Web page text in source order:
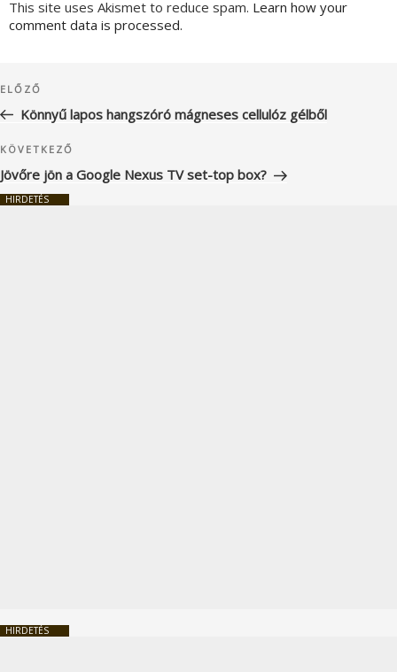
This site uses Akismet to reduce spam. Learn how your
comment data is processed.
navigáció
Korábbi
bejegyzés
ELŐZŐ
Könnyű lapos hangszóró mágneses cellulóz gélből
Következő
bejegyzés
KÖVETKEZŐ
Jövőre jön a Google Nexus TV set-top box?
HIRDETÉS
HIRDETÉS